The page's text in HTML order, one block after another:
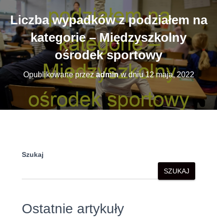
Liczba wypadków z podziałem na
kategorie – Międzyszkolny
ośrodek sportowy
Opublikowane przezadminw dniu12 maja, 2022
Szukaj
SZUKAJ
Ostatnie artykuły